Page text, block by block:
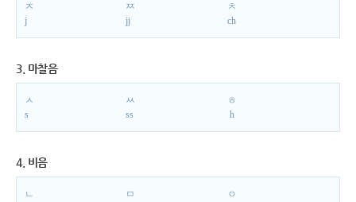
ㅈ
j
ㅉ
jj
ㅊ
ch
3. 마찰음
ㅅ
s
ㅆ
ss
ㅎ
h
4. 비음
ㄴ
ㅁ
ㅇ